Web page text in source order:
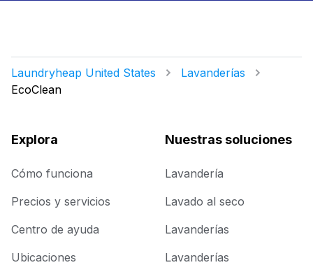
Laundryheap United States
Lavanderías
EcoClean
Explora
Cómo funciona
Precios y servicios
Centro de ayuda
Ubicaciones
Nuestras soluciones
Lavandería
Lavado al seco
Lavanderías
Lavanderías